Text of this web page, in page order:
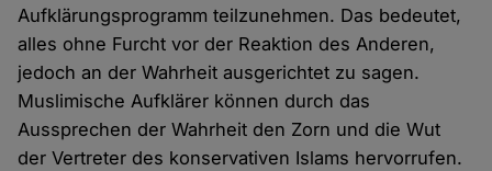
Aufklärungsprogramm teilzunehmen. Das bedeutet,
alles ohne Furcht vor der Reaktion des Anderen,
jedoch an der Wahrheit ausgerichtet zu sagen.
Muslimische Aufklärer können durch das
Aussprechen der Wahrheit den Zorn und die Wut
der Vertreter des konservativen Islams hervorrufen.